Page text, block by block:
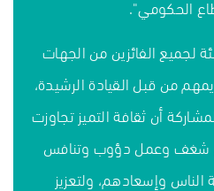
الحكومي".
لجميع الفائزين من الجهات
من قبل القيادة الرشيدة،
أن ثقافة التميز تجاوزت
شغف وعمل دؤوب وتنافس
وإسعادهم، ولتعزيز